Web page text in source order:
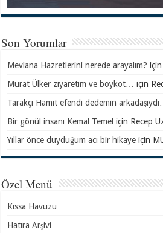
Son Yorumlar
Mevlana Hazretlerini nerede arayalım?
Murat Ülker ziyaretim ve boykot…
için
Tarakçı Hamit efendi dedemin arkadaşıydı…
Bir gönül insanı Kemal Temel için Recep
Yıllar önce duyduğum acı bir hikaye için
Özel Menü
Kıssa Havuzu
Hatıra Arşivi